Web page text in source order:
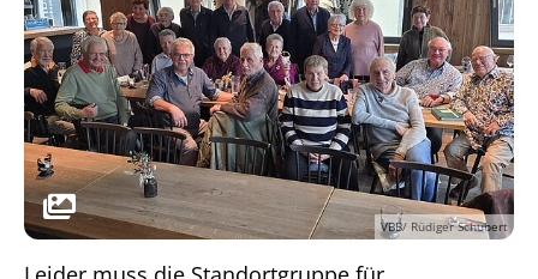
VBB/ Rüdiger Schubert